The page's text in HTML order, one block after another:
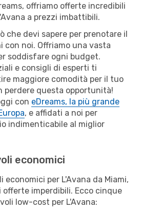
offriamo offerte incredibili
a prezzi imbattibili.
che devi sapere per prenotare il
con noi. Offriamo una vasta
soddisfare ogni budget.
e consigli di esperti ti
maggiore comodità per il tuo
perdere questa opportunità!
con eDreams, la più grande
, e affidati a noi per
indimenticabile al miglior
economici
economici per L'Avana da Miami,
offerte imperdibili. Ecco cinque
low-cost per L'Avana: